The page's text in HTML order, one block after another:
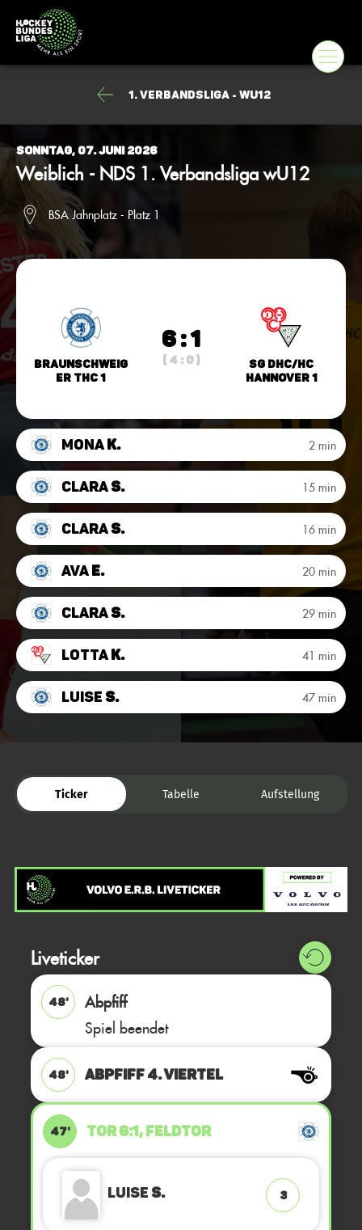
1. Verbandsliga - wU12
Sonntag, 07. Juni 2026
Weiblich - NDS 1. Verbandsliga wU12
BSA Jahnplatz - Platz 1
Braunschweig
er THC 1
6 : 1
( 4 : 0 )
SG DHC/HC
Hannover 1
MonaK. 2 min
ClaraS. 15 min
ClaraS. 16 min
AvaE. 20 min
ClaraS. 29 min
LottaK. 41 min
LuiseS. 47 min
Ticker Tabelle Aufstellung
Liveticker
48'
Abpfiff
Spiel beendet
48' ABPFIFF 4. Viertel
47' TOR 6:1, FELDTOR
LuiseS. 3